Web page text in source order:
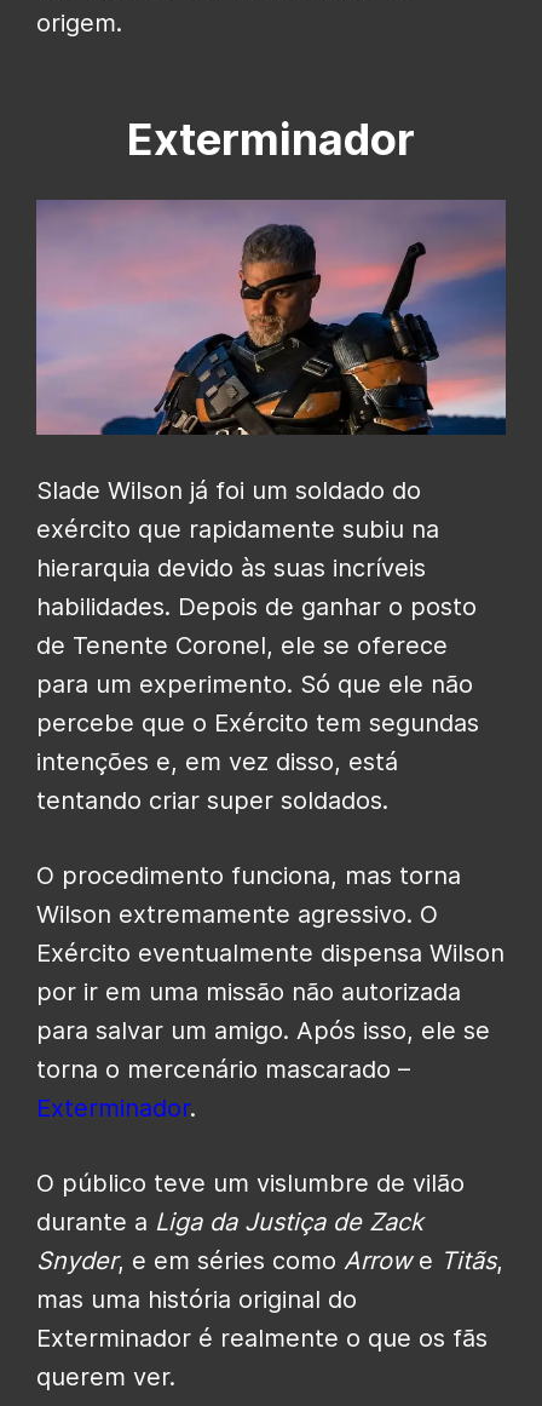
origem.
Exterminador
Slade Wilson já foi um soldado do
exército que rapidamente subiu na
hierarquia devido às suas incríveis
habilidades. Depois de ganhar o posto
de Tenente Coronel, ele se oferece
para um experimento. Só que ele não
percebe que o Exército tem segundas
intenções e, em vez disso, está
tentando criar super soldados.
O procedimento funciona, mas torna
Wilson extremamente agressivo. O
Exército eventualmente dispensa Wilson
por ir em uma missão não autorizada
para salvar um amigo. Após isso, ele se
torna o mercenário mascarado –
Exterminador.
O público teve um vislumbre de vilão
durante a Liga da Justiça de Zack
Snyder, e em séries como Arrowe Titãs,
mas uma história original do
Exterminador é realmente o que os fãs
querem ver.